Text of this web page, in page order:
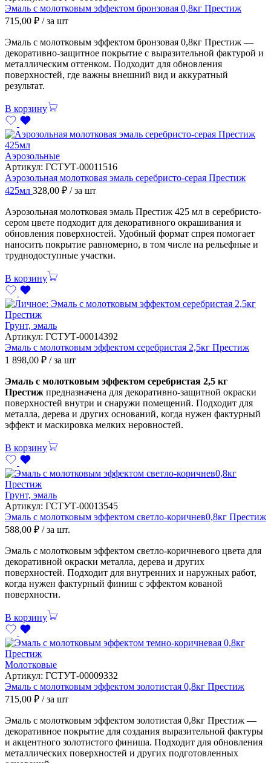
Эмаль с молотковым эффектом бронзовая 0,8кг Престиж
715,00 ₽ / за шт
Эмаль с молотковым эффектом бронзовая 0,8кг Престиж —
декоративно-защитное покрытие с выразительной фактурой и
металлическим оттенком. Подходит для обновления
поверхностей, где важны внешний вид и аккуратный
результат.
В корзину
Аэрозольные
Артикул: ГСТУТ-00011516
Аэрозольная молотковая эмаль серебристо-серая Престиж
425мл 328,00 ₽ / за шт
Аэрозольная молотковая эмаль Престиж 425 мл в серебристо-
сером цвете подходит для декоративного окрашивания и
обновления поверхностей. Удобный формат спрея помогает
наносить покрытие равномерно, в том числе на рельефные и
труднодоступные участки.
В корзину
Грунт, эмаль
Артикул: ГСТУТ-00014392
Эмаль с молотковым эффектом серебристая 2,5кг Престиж
1 898,00 ₽ / за шт
Эмаль с молотковым эффектом серебристая 2,5 кг
Престиж предназначена для декоративно-защитной окраски
поверхностей внутри и снаружи помещений. Подходит для
металла, дерева и других оснований, когда нужен фактурный
эффект и маскировка мелких неровностей.
В корзину
Грунт, эмаль
Артикул: ГСТУТ-00013545
Эмаль с молотковым эффектом светло-коричнев0,8кг Престиж
588,00 ₽ / за шт.
Эмаль с молотковым эффектом светло-коричневого цвета для
декоративной окраски металла, дерева и других
поверхностей. Подходит для внутренних и наружных работ,
когда нужен фактурный финиш с эффектом кованой
поверхности.
В корзину
Молотковые
Артикул: ГСТУТ-00009332
Эмаль с молотковым эффектом золотистая 0,8кг Престиж
715,00 ₽ / за шт
Эмаль с молотковым эффектом золотистая 0,8кг Престиж —
декоративное покрытие для создания выразительной фактуры
и акцентного золотистого финиша. Подходит для обновления
металлических поверхностей и других подготовленных